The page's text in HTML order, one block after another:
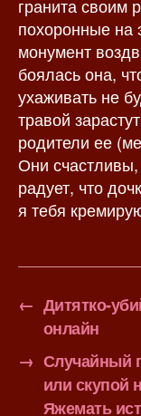
гранита своим
похоронные на
монумент
боялась она,
ухаживать не
травой
родители ее
Они
радует, что
я тебя
← Дитятко-
онлайн
→ Случайный
или скупой
Яжемать